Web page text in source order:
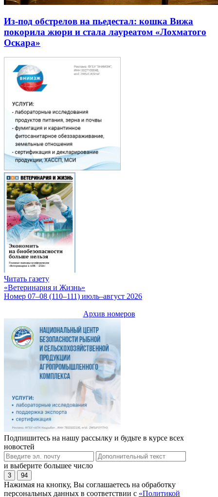
Из-под обстрелов на пьедестал: кошка Вижа
покорила жюри и стала лауреатом «Лохматого
Оскара»
Читать газету
«Ветеринария и Жизнь»
Номер 07–08 (110–111) июль–август 2026
Архив номеров
Подпишитесь на нашу рассылку и будьте в курсе всех
новостей
и выберите большее число
3 94
Нажимая на кнопку, Вы соглашаетесь на обработку
персональных данных в соответствии с «Политикой